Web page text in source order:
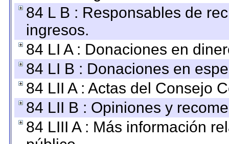
84 L B : Responsables de
ingresos.
84 LI A : Donaciones en
84 LI B : Donaciones en
84 LII A : Actas del Consejo
84 LII B : Opiniones y
84 LIII A : Más información